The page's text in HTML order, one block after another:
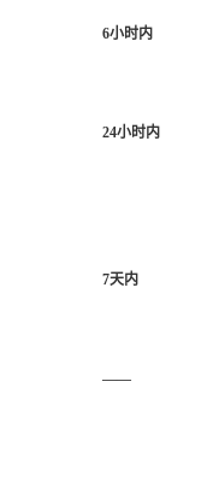
6小时内
24小时内
7天内
——